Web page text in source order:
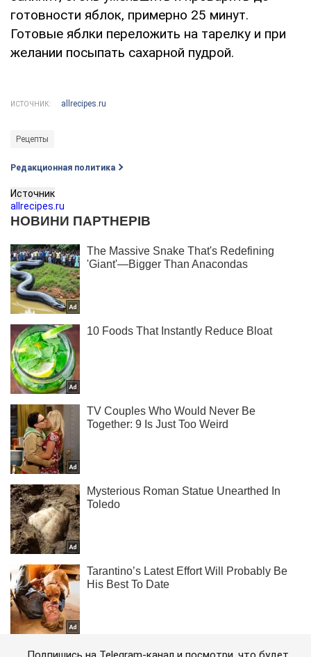
готовности яблок, примерно 25 минут.
Готовые яблки переложить на тарелку и при
желании посыпать сахарной пудрой.
ИСТОЧНИК: allrecipes.ru
Рецепты
Редакционная политика
Источник
allrecipes.ru